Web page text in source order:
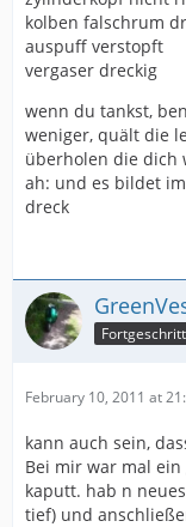
kolben falschrum
auspuff verstopft
vergaser dreckig
wenn du tankst,
weniger, quält die
überholen die dich
ah: und es bildet
dreck
February 10, 2011 at
kann auch sein,
Bei mir war mal
kaputt. hab n
tief) und